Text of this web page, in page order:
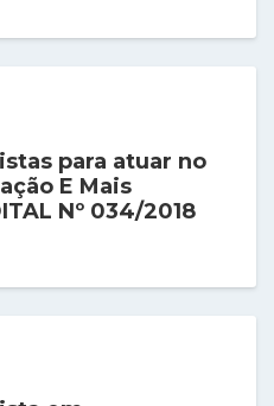
para atuar no
E Mais
Nº 034/2018